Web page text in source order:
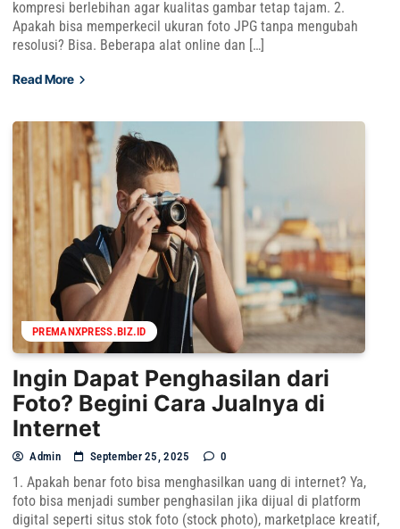
kompresi berlebihan agar kualitas gambar tetap tajam. 2.
Apakah bisa memperkecil ukuran foto JPG tanpa mengubah
resolusi? Bisa. Beberapa alat online dan […]
Read More
PREMANXPRESS.BIZ.ID
Ingin Dapat Penghasilan dari
Foto? Begini Cara Jualnya di
Internet
Admin September 25, 2025 0
1. Apakah benar foto bisa menghasilkan uang di internet? Ya,
foto bisa menjadi sumber penghasilan jika dijual di platform
digital seperti situs stok foto (stock photo), marketplace kreatif,